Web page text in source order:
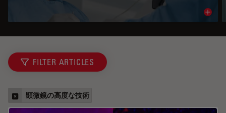
FILTER ARTICLES
顕微鏡の高度な技術